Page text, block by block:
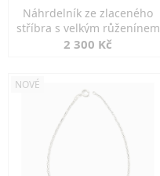
Náhrdelník ze zlaceného
stříbra s velkým růženínem
2 300 Kč
NOVÉ